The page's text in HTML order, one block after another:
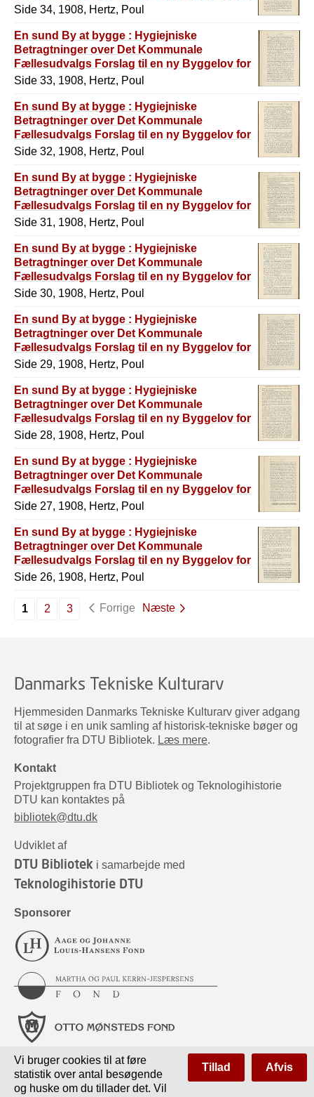
København
Side 34, 1908, Hertz, Poul
En sund By at bygge : Hygiejniske
Betragtninger over Det Kommunale
Fællesudvalgs Forslag til en ny Byggelov for
København
Side 33, 1908, Hertz, Poul
En sund By at bygge : Hygiejniske
Betragtninger over Det Kommunale
Fællesudvalgs Forslag til en ny Byggelov for
København
Side 32, 1908, Hertz, Poul
En sund By at bygge : Hygiejniske
Betragtninger over Det Kommunale
Fællesudvalgs Forslag til en ny Byggelov for
København
Side 31, 1908, Hertz, Poul
En sund By at bygge : Hygiejniske
Betragtninger over Det Kommunale
Fællesudvalgs Forslag til en ny Byggelov for
København
Side 30, 1908, Hertz, Poul
En sund By at bygge : Hygiejniske
Betragtninger over Det Kommunale
Fællesudvalgs Forslag til en ny Byggelov for
København
Side 29, 1908, Hertz, Poul
En sund By at bygge : Hygiejniske
Betragtninger over Det Kommunale
Fællesudvalgs Forslag til en ny Byggelov for
København
Side 28, 1908, Hertz, Poul
En sund By at bygge : Hygiejniske
Betragtninger over Det Kommunale
Fællesudvalgs Forslag til en ny Byggelov for
København
Side 27, 1908, Hertz, Poul
En sund By at bygge : Hygiejniske
Betragtninger over Det Kommunale
Fællesudvalgs Forslag til en ny Byggelov for
København
Side 26, 1908, Hertz, Poul
1 2 3 Forrige Næste
Danmarks Tekniske Kulturarv
Hjemmesiden Danmarks Tekniske Kulturarv giver adgang
til at søge i en unik samling af historisk-tekniske bøger og
fotografier fra DTU Bibliotek. Læs mere.
Kontakt
Projektgruppen fra DTU Bibliotek og Teknologihistorie
DTU kan kontaktes på
bibliotek@dtu.dk
Udviklet af
DTU Bibliotek i samarbejde med
Teknologihistorie DTU
Sponsorer
Vi bruger cookies til at føre
statistik over antal besøgende
og huske om du tillader det. Vil
Tillad Afvis